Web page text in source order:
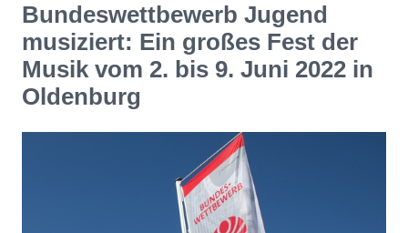
Bundeswettbewerb Jugend
musiziert: Ein großes Fest der
Musik vom 2. bis 9. Juni 2022 in
Oldenburg